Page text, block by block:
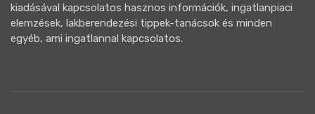
kiadásával kapcsolatos hasznos információk, ingatlanpiaci
elemzések, lakberendezési tippek-tanácsok és minden
egyéb, ami ingatlannal kapcsolatos.